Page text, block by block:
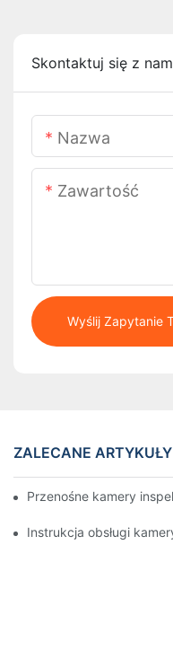
Skontaktuj się z
Nazwa
Zawartość
Wyślij Zapytanie
ZALECANE ARTYKUŁY
Przenośne kamery
Instrukcja obsługi